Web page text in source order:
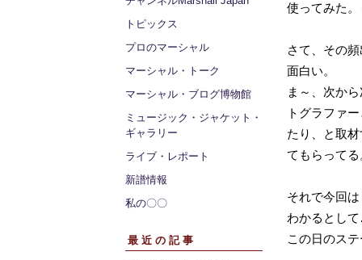
トピックス
プロのマーシャル
マーシャル・トーク
マーシャル・ブログ博物館
ミュージック・ジャケット・
ギャラリー
ライブ・レポート
新譜情報
私の〇〇
最近の記事
使ってみた
さて、その
面白い。
ま～、次か
トグラファ
たり、と取
てもらってる
それで今回
わかるとし
この日のス